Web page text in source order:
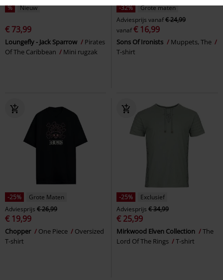
% Nieuw
€ 73,99
Loungefly - Jack Sparrow
Pirates
Of The Caribbean
Mini rugzak
-32%
Grote maten
Adviesprijs vanaf€ 24,99
vanaf€ 16,99
Sons Of Ironists
Muppets, The
T-shirt
-25%
Grote Maten
Adviesprijs € 26,99
€ 19,99
Chopper One Piece
Oversized
T-shirt
-25%
Exclusief
Adviesprijs € 34,99
€ 25,99
Mirkwood Elven Collection
The
Lord Of The Rings
T-shirt